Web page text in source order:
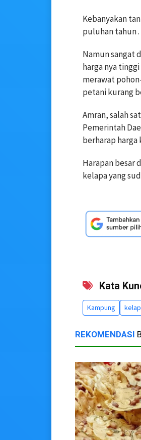
Kebanyakan
puluhan tahun
Namun sangat
harga nya
merawat
petani kurang
Amran, salah
Pemerintah
berharap
Harapan besar
kelapa yang
Kata
Kampung
REKOMENDASI